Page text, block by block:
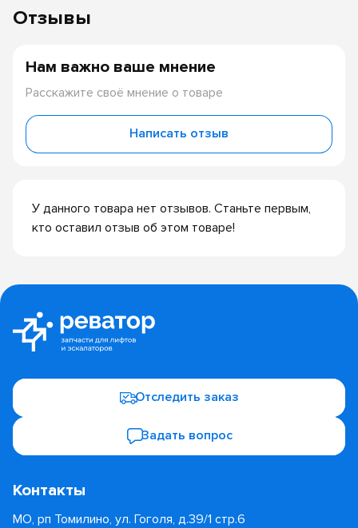
Отзывы
У данного товара нет отзывов. Станьте первым,
кто оставил отзыв об этом товаре!
Нам важно ваше мнение
Расскажите своё мнение о товаре
Написать отзыв
Отследить заказ
Задать вопрос
Контакты
МО, рп Томилино, ул. Гоголя, д.39/1 стр.6